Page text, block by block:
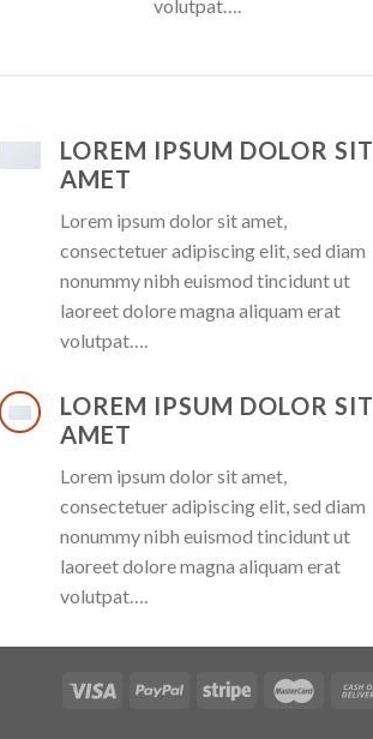
volutpat….
LOREM IPSUM DOLOR SIT
AMET
Lorem ipsum dolor sit amet,
consectetuer adipiscing elit, sed diam
nonummy nibh euismod tincidunt ut
laoreet dolore magna aliquam erat
volutpat….
LOREM IPSUM DOLOR SIT
AMET
Lorem ipsum dolor sit amet,
consectetuer adipiscing elit, sed diam
nonummy nibh euismod tincidunt ut
laoreet dolore magna aliquam erat
volutpat….